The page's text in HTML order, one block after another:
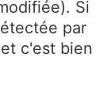
Si
par
c'est bien